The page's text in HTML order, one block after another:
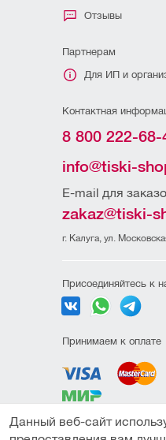
Отзывы
Партнерам
Для ИП и
Контактная
8 800 222-68-
info@tiski-
E-mail для
zakaz@tiski-
г. Калуга, ул.
Присоединяйтесь к
Принимаем к оплате
Данный веб-сайт